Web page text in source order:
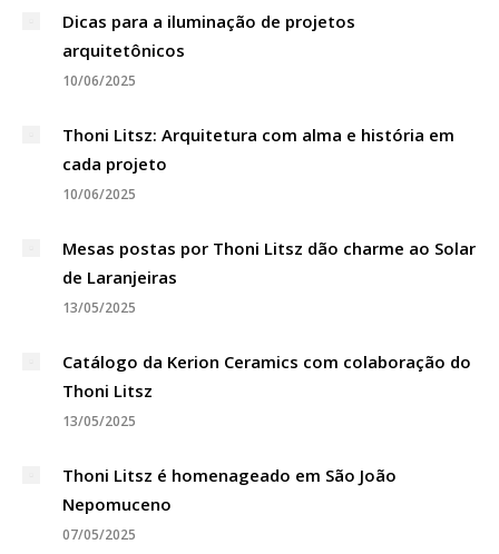
Dicas para a iluminação de projetos
arquitetônicos
10/06/2025
Thoni Litsz: Arquitetura com alma e história em
cada projeto
10/06/2025
Mesas postas por Thoni Litsz dão charme ao Solar
de Laranjeiras
13/05/2025
Catálogo da Kerion Ceramics com colaboração do
Thoni Litsz
13/05/2025
Thoni Litsz é homenageado em São João
Nepomuceno
07/05/2025